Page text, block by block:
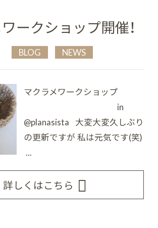
ークショップ開催！
BLOG NEWS
マクラメワークショップ
in
@planasista 大変大変久しぶり
の更新ですが 私は元気です(笑)
...
詳しくはこちら